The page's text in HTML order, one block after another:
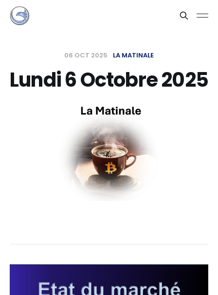
06 OCT 2025 LA MATINALE
Lundi 6 Octobre 2025